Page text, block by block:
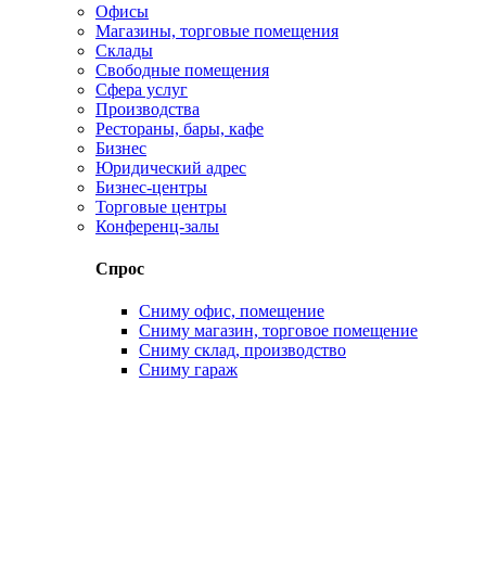
Офисы
Магазины, торговые помещения
Склады
Свободные помещения
Сфера услуг
Производства
Рестораны, бары, кафе
Бизнес
Юридический адрес
Бизнес-центры
Торговые центры
Конференц-залы
Спрос
Сниму офис, помещение
Сниму магазин, торговое помещение
Сниму склад, производство
Сниму гараж